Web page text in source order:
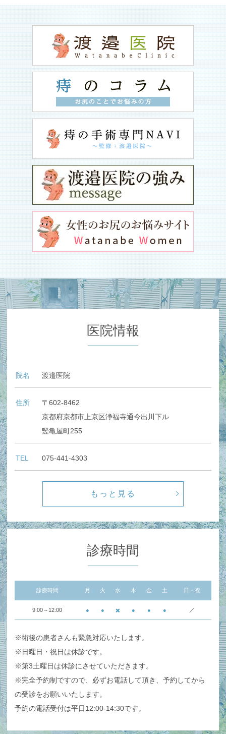
医院情報
院名 渡邉医院
住所
〒602-8462
京都府京都市上京区浄福寺通今出川下ル
竪亀屋町255
TEL 075-441-4303
もっと見る
診療時間
診療時間 月 火 水 木 金 土 日・祝
9:00～12:00 ● ● ✖️ ● ● ● ／
※術後の患者さんも緊急対応いたします。
※日曜日・祝日は休診です。
※第3土曜日は休診にさせていただきます。
※完全予約制ですので、必ずお電話して頂き、予約してから
の受診をお願いいたします。
予約の電話受付は平日12:00-14:30です。